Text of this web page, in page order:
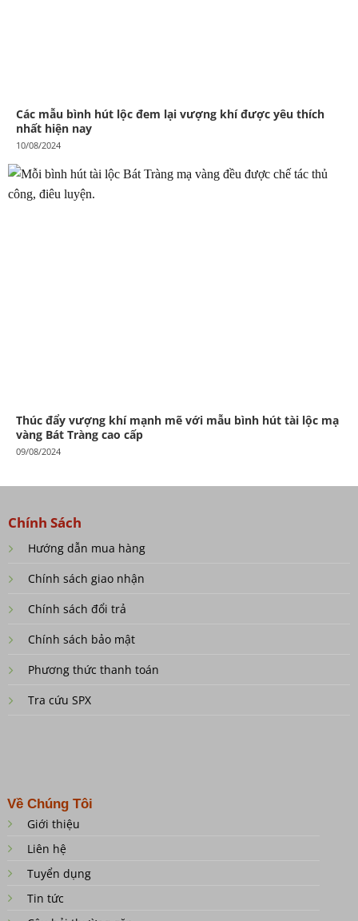
Các mẫu bình hút lộc đem lại vượng khí được yêu thích
nhất hiện nay
10/08/2024
Thúc đẩy vượng khí mạnh mẽ với mẫu bình hút tài lộc mạ
vàng Bát Tràng cao cấp
09/08/2024
Chính Sách
Hướng dẫn mua hàng
Chính sách giao nhận
Chính sách đổi trả
Chính sách bảo mật
Phương thức thanh toán
Tra cứu SPX
Về Chúng Tôi
Giới thiệu
Liên hệ
Tuyển dụng
Tin tức